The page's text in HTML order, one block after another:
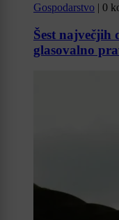
Gospodarstvo | 0
Šest največjih
glasovalno